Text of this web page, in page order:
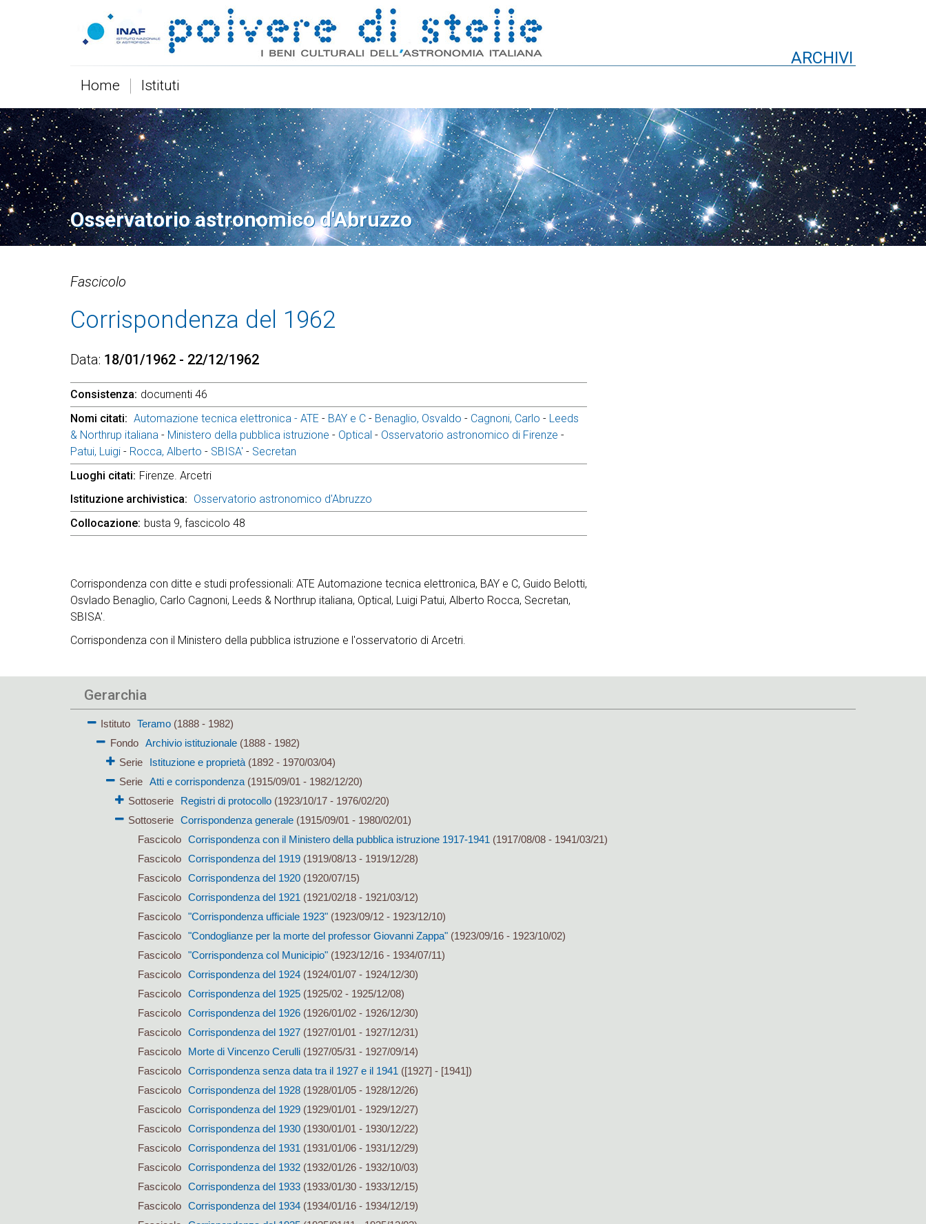
ARCHIVI
Home Istituti
Osservatorio astronomico d'Abruzzo
Fascicolo
Corrispondenza del 1962
Data 18/01/1962 - 22/12/1962
Consistenza documenti 46
Nomi citati
Automazione tecnica elettronica - ATE - BAY e C - Benaglio, Osvaldo - Cagnoni, Carlo - Leeds
& Northrup italiana - Ministero della pubblica istruzione - Optical - Osservatorio astronomico di Firenze -
Patui, Luigi - Rocca, Alberto - SBISA' - Secretan
Luoghi citati Firenze. Arcetri
Istituzione archivistica
Osservatorio astronomico d'Abruzzo
Collocazione busta 9, fascicolo 48
Corrispondenza con ditte e studi professionali: ATE Automazione tecnica elettronica, BAY e C, Guido Belotti,
Osvlado Benaglio, Carlo Cagnoni, Leeds & Northrup italiana, Optical, Luigi Patui, Alberto Rocca, Secretan,
SBISA'.
Corrispondenza con il Ministero della pubblica istruzione e l'osservatorio di Arcetri.
Gerarchia
Istituto Teramo (1888 - 1982)
Fondo
Archivio istituzionale(1888 - 1982)
Serie
Istituzione e proprietà(1892 - 1970/03/04)
Serie Atti e corrispondenza(1915/09/01 - 1982/12/20)
Sottoserie
Registri di protocollo (1923/10/17 - 1976/02/20)
Sottoserie
Corrispondenza generale (1915/09/01 - 1980/02/01)
Fascicolo
Corrispondenza con il Ministero della pubblica istruzione 1917-1941 (1917/08/08 - 1941/03/21)
Fascicolo
Corrispondenza del 1919(1919/08/13 - 1919/12/28)
Fascicolo
Corrispondenza del 1920(1920/07/15)
Fascicolo
Corrispondenza del 1921 (1921/02/18 - 1921/03/12)
Fascicolo
"Corrispondenza ufficiale 1923"(1923/09/12 - 1923/12/10)
Fascicolo
"Condoglianze per la morte del professor Giovanni Zappa"(1923/09/16 - 1923/10/02)
Fascicolo
"Corrispondenza col Municipio"(1923/12/16 - 1934/07/11)
Fascicolo
Corrispondenza del 1924(1924/01/07 - 1924/12/30)
Fascicolo
Corrispondenza del 1925(1925/02 - 1925/12/08)
Fascicolo
Corrispondenza del 1926(1926/01/02 - 1926/12/30)
Fascicolo
Corrispondenza del 1927(1927/01/01 - 1927/12/31)
Fascicolo
Morte di Vincenzo Cerulli(1927/05/31 - 1927/09/14)
Fascicolo
Corrispondenza senza data tra il 1927 e il 1941 ([1927] - [1941])
Fascicolo
Corrispondenza del 1928(1928/01/05 - 1928/12/26)
Fascicolo
Corrispondenza del 1929(1929/01/01 - 1929/12/27)
Fascicolo
Corrispondenza del 1930(1930/01/01 - 1930/12/22)
Fascicolo
Corrispondenza del 1931 (1931/01/06 - 1931/12/29)
Fascicolo
Corrispondenza del 1932(1932/01/26 - 1932/10/03)
Fascicolo
Corrispondenza del 1933(1933/01/30 - 1933/12/15)
Fascicolo
Corrispondenza del 1934(1934/01/16 - 1934/12/19)